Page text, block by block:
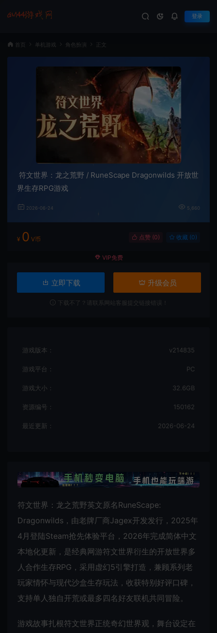
登录
首页 单机游戏 角色扮演 正文
符文世界：龙之荒野 / RuneScape Dragonwilds 开放世
界生存RPG游戏
2026-06-24 5,660
¥ 0 V币 点赞 (0) 收藏 (0)
VIP免费
立即下载 升级会员
下载不了？请联系网站客服提交链接错误！
游戏版本： v214835
游戏平台： PC
游戏大小： 32.6GB
资源编号： 150162
最近更新： 2026-06-24
符文世界：龙之荒野英文原名RuneScape:
Dragonwilds，由老牌厂商Jagex开发发行，2025年
4月登陆Steam抢先体验平台，2026年完成简体中文
本地化更新，是经典网游符文世界衍生的开放世界多
人合作生存RPG，采用虚幻5引擎打造，兼顾系列老
玩家情怀与现代沙盒生存玩法，收获特别好评口碑，
支持单人独自开荒或最多四名好友联机共同冒险。
游戏故事扎根符文世界正统奇幻世界观，舞台设定在